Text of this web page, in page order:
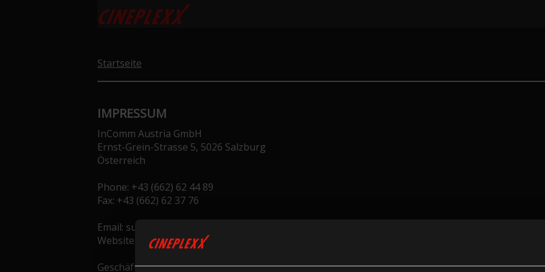
Startseite
IMPRESSUM
InComm Austria GmbH
Ernst-Grein-Strasse 5, 5026 Salzburg
Österreich
Phone: +43 (662) 62 44 89
Fax: +43 (662) 62 37 76
Email: support.at@incomm.com
Website: gutscheine.cineplexx.at
Geschäftsführer: